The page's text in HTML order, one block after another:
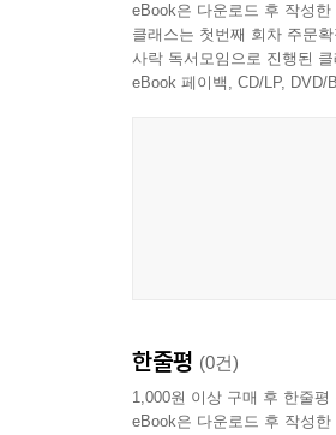
eBook은 다운로드 후 작성
클래스는 첫번째 회차 주문
사락 독서모임으로 진행된
eBook 페이백, CD/LP,
한줄평 (0건)
1,000원 이상 구매 후 한줄평
eBook은 다운로드 후 작성